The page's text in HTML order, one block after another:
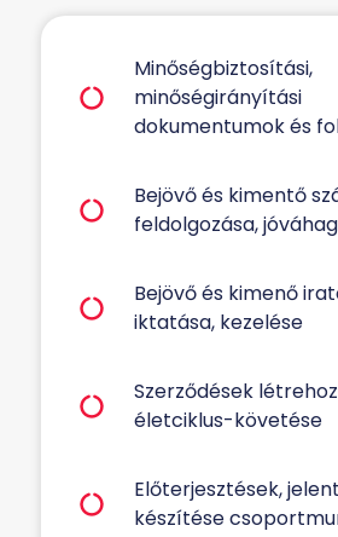
Minőségbiztosítási,
minőségirányítási
dokumentumok és
Bejövő és kimentő
feldolgozása,
Bejövő és kimenő
iktatása, kezelése
Szerződések
életciklus-követése
Előterjesztések,
készítése